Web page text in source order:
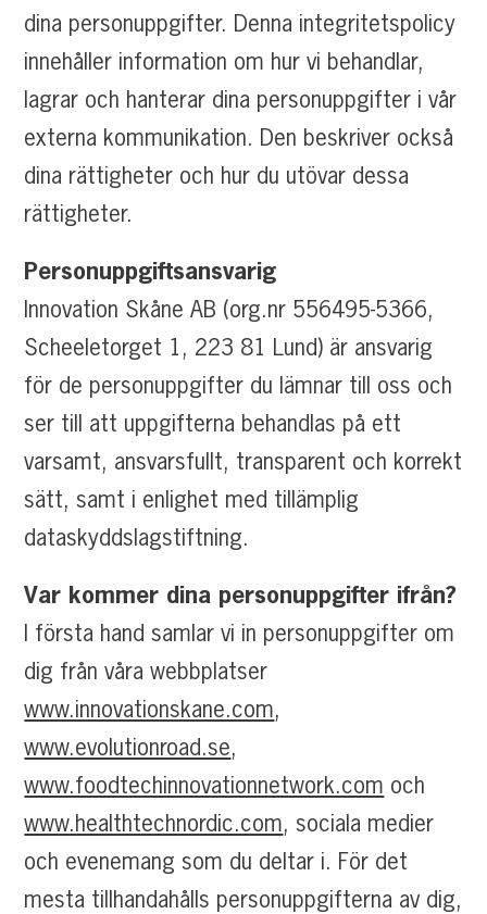
dina personuppgifter. Denna integritetspolicy
innehåller information om hur vi behandlar,
lagrar och hanterar dina personuppgifter i vår
externa kommunikation. Den beskriver också
dina rättigheter och hur du utövar dessa
rättigheter.
Personuppgiftsansvarig
Innovation Skåne AB (org.nr 556495-5366,
Scheeletorget 1, 223 81 Lund) är ansvarig
för de personuppgifter du lämnar till oss och
ser till att uppgifterna behandlas på ett
varsamt, ansvarsfullt, transparent och korrekt
sätt, samt i enlighet med tillämplig
dataskyddslagstiftning.
Var kommer dina personuppgifter ifrån?
I första hand samlar vi in personuppgifter om
dig från våra webbplatser
www.innovationskane.com,
www.evolutionroad.se,
www.foodtechinnovationnetwork.com och
www.healthtechnordic.com, sociala medier
och evenemang som du deltar i. För det
mesta tillhandahålls personuppgifterna av dig,